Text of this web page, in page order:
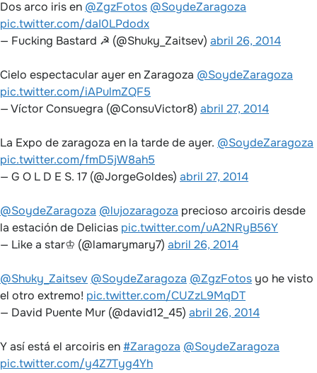
Dos arco iris en @ZgzFotos @SoydeZaragoza
pic.twitter.com/daI0LPdodx
— Fucking Bastard ☭ (@Shuky_Zaitsev) abril 26, 2014
Cielo espectacular ayer en Zaragoza @SoydeZaragoza
pic.twitter.com/iAPulmZQF5
— Víctor Consuegra (@ConsuVictor8) abril 27, 2014
La Expo de zaragoza en la tarde de ayer. @SoydeZaragoza
pic.twitter.com/fmD5jW8ah5
— G O L D E S. 17 (@JorgeGoldes) abril 27, 2014
@SoydeZaragoza @lujozaragoza precioso arcoiris desde
la estación de Delicias pic.twitter.com/uA2NRyB56Y
— Like a star♔ (@lamarymary7) abril 26, 2014
@Shuky_Zaitsev @SoydeZaragoza @ZgzFotos yo he visto
el otro extremo! pic.twitter.com/CUZzL9MqDT
— David Puente Mur (@david12_45) abril 26, 2014
Y así está el arcoiris en #Zaragoza @SoydeZaragoza
pic.twitter.com/y4Z7Tyg4Yh